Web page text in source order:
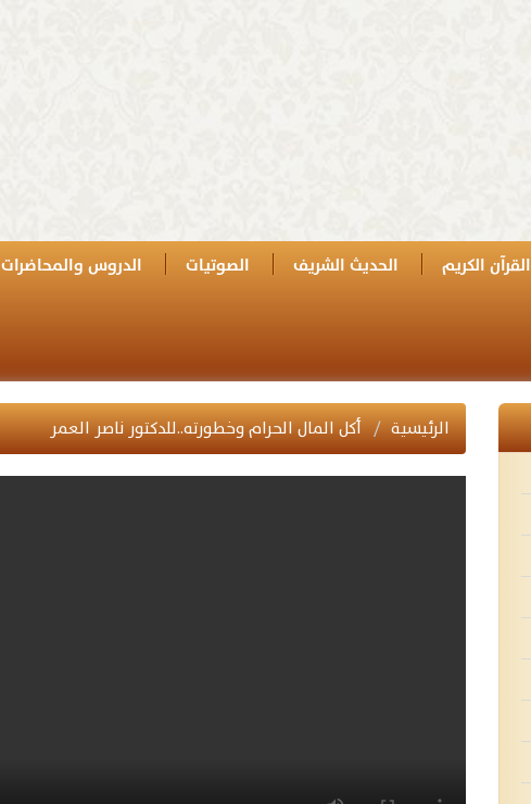
القرآن الكريم الحديث الشريف الصوتيات الدروس والمحاضرات
الرئيسية أكل المال الحرام وخطورته..للدكتور ناصر العمر